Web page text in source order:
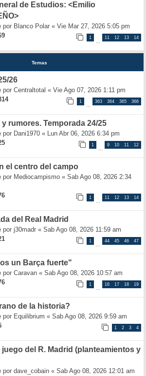
de Estudios: <Emilio
por Blanco Polar « Vie Mar 27, 2026 5:05 pm
1
…
11 12 13 14
Temas
26
por Centraltotal « Vie Ago 07, 2026 1:11 pm
1
…
363 364 365 366
rumores. Temporada 24/25
por Dani1970 « Lun Abr 06, 2026 6:34 pm
1
…
9 10 11 12
el centro del campo
por Mediocampismo « Sab Ago 08, 2026 2:34
1
…
11 12 13 14
del Real Madrid
por j30madr « Sab Ago 08, 2026 11:59 am
1
…
44 45 46 47
un Barça fuerte"
por Caravan « Sab Ago 08, 2026 10:57 am
1
…
16 17 18 19
de la historia?
por Equilibrium « Sab Ago 08, 2026 9:59 am
1 2 3 4
del R. Madrid (planteamientos y
por dave_cobain « Sab Ago 08, 2026 12:01 am